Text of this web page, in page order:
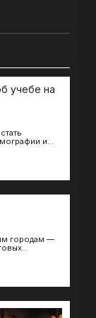
учебе на
и
городам —